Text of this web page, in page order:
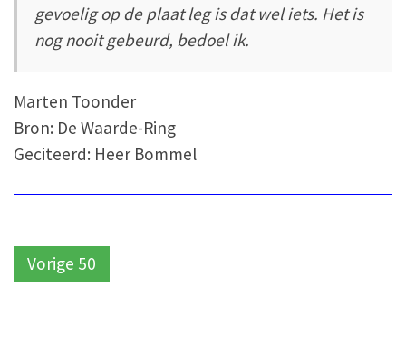
gevoelig op de plaat leg is dat wel iets. Het is
nog nooit gebeurd, bedoel ik.
Marten Toonder
Bron: De Waarde-Ring
Geciteerd: Heer Bommel
Vorige 50